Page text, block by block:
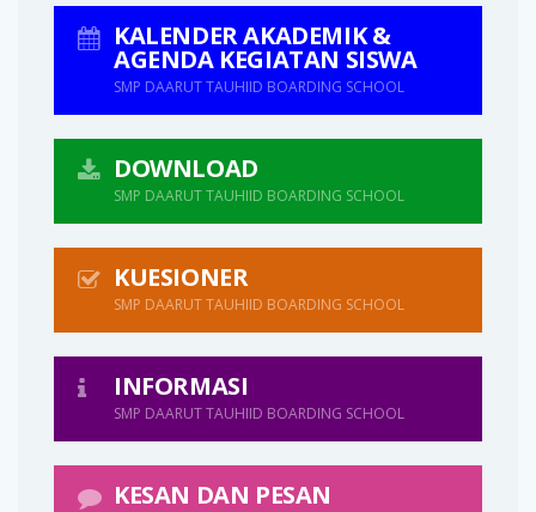
KALENDER AKADEMIK &
AGENDA KEGIATAN SISWA
SMP DAARUT TAUHIID BOARDING SCHOOL
DOWNLOAD
SMP DAARUT TAUHIID BOARDING SCHOOL
KUESIONER
SMP DAARUT TAUHIID BOARDING SCHOOL
INFORMASI
SMP DAARUT TAUHIID BOARDING SCHOOL
KESAN DAN PESAN